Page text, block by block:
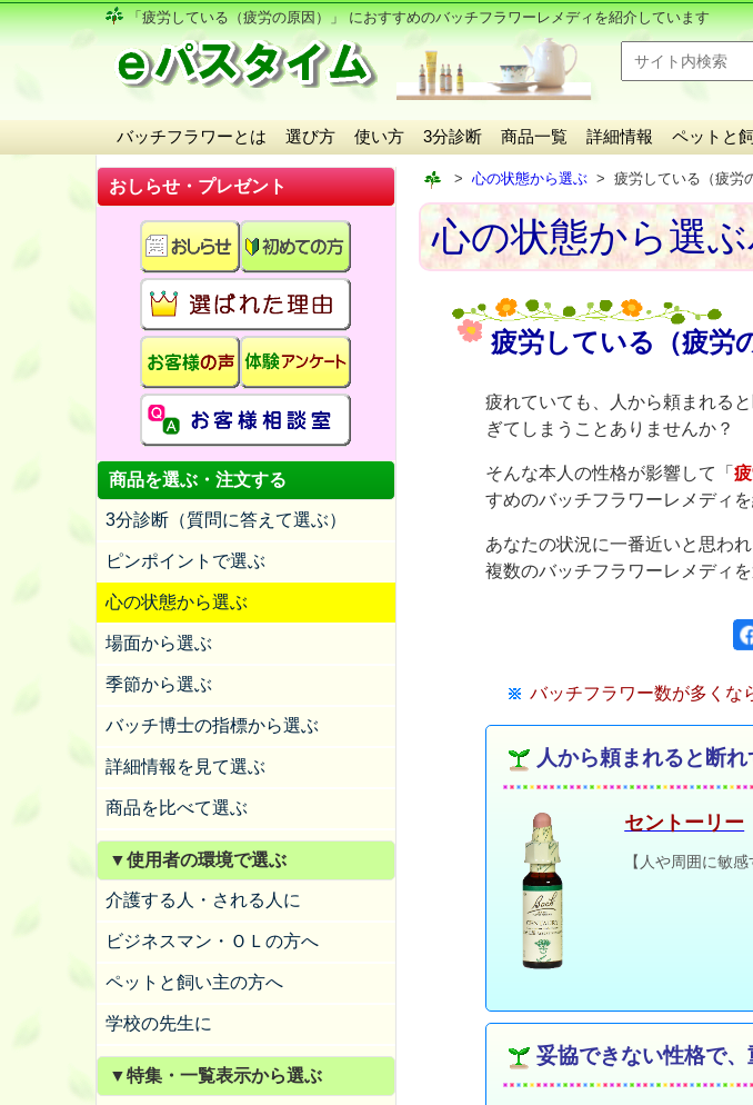
「疲労している（疲労の原因）」 におすすめのバッチフラワーレメディを紹介しています
バッチフラワーとは 選び方 使い方 3分診断 商品一覧 詳細情報 ペットと
おしらせ・プレゼント
商品を選ぶ・注文する
3分診断（質問に答えて選ぶ）
ピンポイントで選ぶ
心の状態から選ぶ
場面から選ぶ
季節から選ぶ
バッチ博士の指標から選ぶ
詳細情報を見て選ぶ
商品を比べて選ぶ
▼使用者の環境で選ぶ
介護する人・される人に
ビジネスマン・ＯＬの方へ
ペットと飼い主の方へ
学校の先生に
▼特集・一覧表示から選ぶ
心の状態から選ぶ 疲労している（疲労
心の状態から選
疲労している（疲労
疲れていても、人から頼まれる
ぎてしまうことありませんか？
そんな本人の性格が影響して「
すめのバッチフラワーレメディを
あなたの状況に一番近いと思わ
複数のバッチフラワーレメディ
バッチフラワー数が多くな
人から頼まれると断
セントーリー
【人や周囲に敏感
妥協できない性格で、